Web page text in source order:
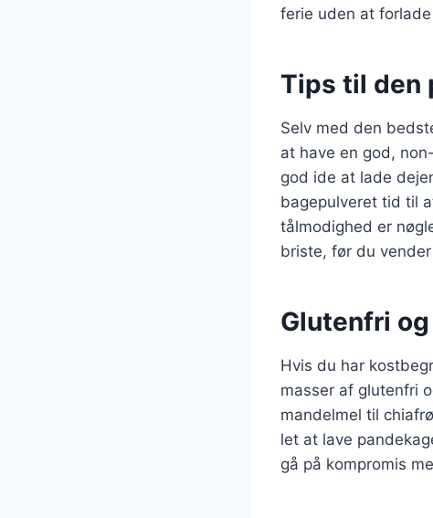
ferie uden at
Tips til den
Selv med den
at have en god,
god ide at lade
bagepulveret tid til
tålmodighed er
briste, før du
Glutenfri
Hvis du har
masser af glutenfri
mandelmel til
let at lave
gå på kompromis